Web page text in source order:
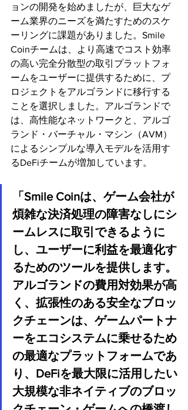
ョンの開発を始めましたが、巨大なゲ
ーム業界のニーズを満たすためのスケ
ーリングに課題がありました。Smile
Coinチームは、より高速でコスト効率
の高い完全分散型の取引プラットフォ
ームをユーザーに提供するために、プ
ロジェクトをアルゴランドに移行する
ことを選択しました。アルゴランドで
は、高性能なネットワークと、アルゴ
ランド・バーチャル・マシン（AVM）
によるシンプルな導入モデルを活用す
るDeFiチームが増加しています。
「Smile Coinは、ゲーム会社が
煩雑な決済処理の障害なしにシ
ームレスに取引できるように
し、ユーザーに利益を最適化す
るためのツールを提供します。
アルゴランドの費用対効果が高
く、拡張性のある安全なブロッ
クチェーンは、ゲームパートナ
ーをエコシステムに乗せるため
の最適なプラットフォームであ
り、DeFiを最大限に活用したい
大規模な非ネイティブのブロッ